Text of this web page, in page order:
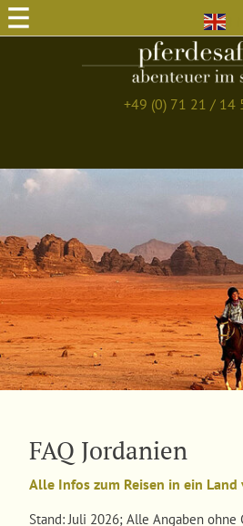
+49 (0) 71 21 / 14
FAQ Jordanien
Alle Infos zum Reisen in ein
Stand: Juli 2026; Alle Angaben